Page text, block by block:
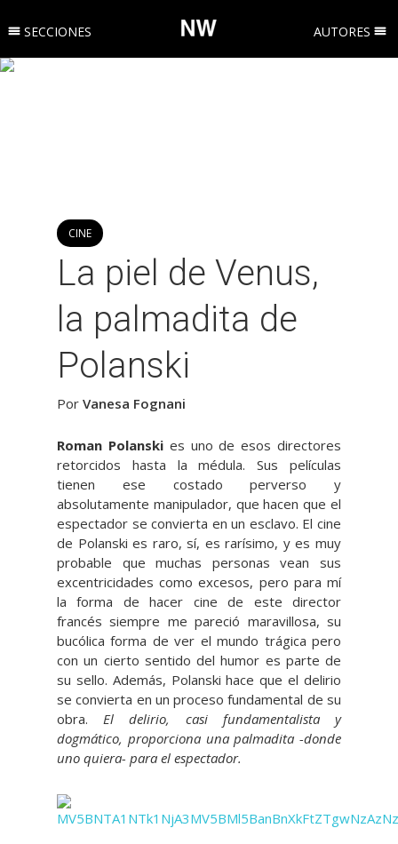
SECCIONES AUTORES
CINE
La piel de Venus,
la palmadita de
Polanski
Por Vanesa Fognani
Roman Polanskies uno de esos directores
retorcidos hasta la médula. Sus películas
tienen ese costado perverso y
absolutamente manipulador, que hacen que el
espectador se convierta en un esclavo. El cine
de Polanski es raro, sí, es rarísimo, y es muy
probable que muchas personas vean sus
excentricidades como excesos, pero para mí
la forma de hacer cine de este director
francés siempre me pareció maravillosa, su
bucólica forma de ver el mundo trágica pero
con un cierto sentido del humor es parte de
su sello. Además, Polanski hace que el delirio
se convierta en un proceso fundamental de su
obra.El delirio, casi fundamentalista y
dogmático, proporciona una palmadita -donde
uno quiera- para el espectador.